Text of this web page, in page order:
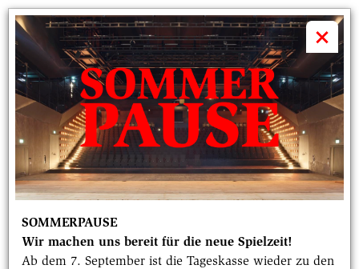
×
SOMMERPAUSE
Wir machen uns bereit für die neue Spielzeit!
Ab dem 7. September ist die Tageskasse wieder zu den
 volkstheater
DIE BAUGRUBE
Ausgabe 2, Januar 2019
Datum
01.01.2019
Rubrik
Baudoku
Was bisher geschah